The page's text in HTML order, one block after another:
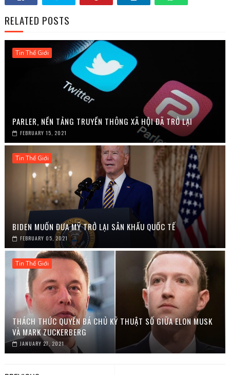
RELATED POSTS
Tin Thế Giới
PARLER, NỀN TẢNG TRUYỀN THÔNG XÃ HỘI ĐÃ TRỞ LẠI
FEBRUARY 15, 2021
Tin Thế Giới
BIDEN MUỐN ĐƯA MỸ TRỞ LẠI SÂN KHẤU QUỐC TẾ
FEBRUARY 05, 2021
Tin Thế Giới
THÁCH THỨC QUYỀN BÁ CHỦ KỸ THUẬT SỐ GIỮA ELON MUSK
VÀ MARK ZUCKERBERG
JANUARY 27, 2021